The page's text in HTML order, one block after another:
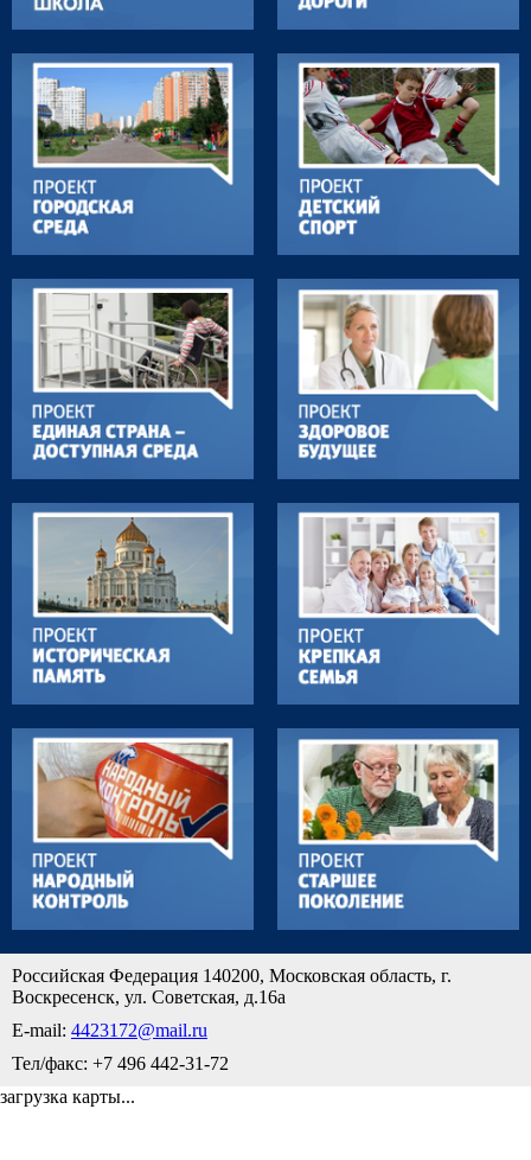
Российская Федерация 140200, Московская область, г.
Воскресенск, ул. Советская, д.16а
E-mail: 4423172@mail.ru
Тел/факс: +7 496 442-31-72
загрузка карты...